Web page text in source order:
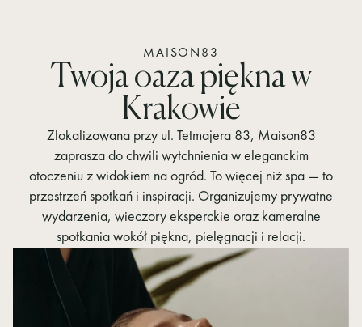
MAISON83
Twoja oaza piękna w
Krakowie
Zlokalizowana przy ul. Tetmajera 83, Maison83
zaprasza do chwili wytchnienia w eleganckim
otoczeniu z widokiem na ogród. To więcej niż spa — to
przestrzeń spotkań i inspiracji. Organizujemy prywatne
wydarzenia, wieczory eksperckie oraz kameralne
spotkania wokół piękna, pielęgnacji i relacji.